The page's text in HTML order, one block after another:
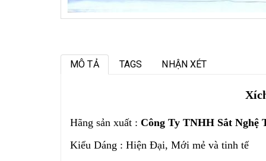
MÔ TẢ TAGS NHẬN XÉT
Hãng sản xuất : Công Ty TNHH Sắt Nghệ
Kiểu Dáng : Hiện Đại, Mới mẻ và tinh tế